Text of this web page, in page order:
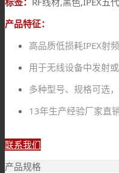
产品特征：
高品质低损耗IPEX射
用于无线设备中发射
多种型号、规格可选
13年生产经验厂家直
联系我们
产品规格